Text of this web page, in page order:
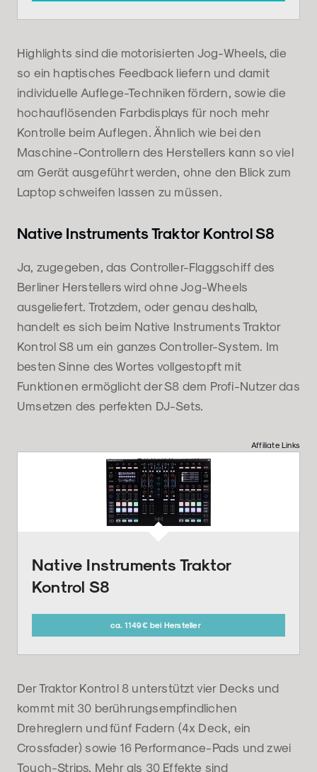
Highlights sind die motorisierten Jog-Wheels, die
so ein haptisches Feedback liefern und damit
individuelle Auflege-Techniken fördern, sowie die
hochauflösenden Farbdisplays für noch mehr
Kontrolle beim Auflegen. Ähnlich wie bei den
Maschine-Controllern des Herstellers kann so viel
am Gerät ausgeführt werden, ohne den Blick zum
Laptop schweifen lassen zu müssen.
Native Instruments Traktor Kontrol S8
Ja, zugegeben, das Controller-Flaggschiff des
Berliner Herstellers wird ohne Jog-Wheels
ausgeliefert. Trotzdem, oder genau deshalb,
handelt es sich beim Native Instruments Traktor
Kontrol S8 um ein ganzes Controller-System. Im
besten Sinne des Wortes vollgestopft mit
Funktionen ermöglicht der S8 dem Profi-Nutzer das
Umsetzen des perfekten DJ-Sets.
Affiliate Links
Native Instruments Traktor
Kontrol S8
ca. 1149€ bei Hersteller
Der Traktor Kontrol 8 unterstützt vier Decks und
kommt mit 30 berührungsempfindlichen
Drehreglern und fünf Fadern (4x Deck, ein
Crossfader) sowie 16 Performance-Pads und zwei
Touch-Strips. Mehr als 30 Effekte sind